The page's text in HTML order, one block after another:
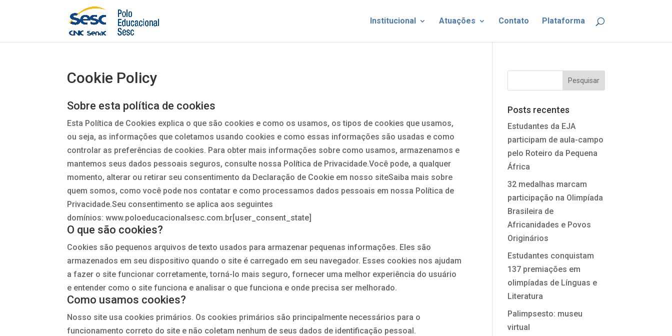
Institucional Atuações Contato Plataforma
Cookie Policy
Sobre esta política de cookies
Esta Política de Cookies explica o que são cookies e como os usamos, os tipos de cookies que usamos,
ou seja, as informações que coletamos usando cookies e como essas informações são usadas e como
controlar as preferências de cookies. Para obter mais informações sobre como usamos, armazenamos e
mantemos seus dados pessoais seguros, consulte nossa Política de Privacidade.Você pode, a qualquer
momento, alterar ou retirar seu consentimento da Declaração de Cookie em nosso siteSaiba mais sobre
quem somos, como você pode nos contatar e como processamos dados pessoais em nossa Política de
Privacidade.Seu consentimento se aplica aos seguintes
domínios: www.poloeducacionalsesc.com.br[user_consent_state]
O que são cookies?
Cookies são pequenos arquivos de texto usados para armazenar pequenas informações. Eles são
armazenados em seu dispositivo quando o site é carregado em seu navegador. Esses cookies nos ajudam
a fazer o site funcionar corretamente, torná-lo mais seguro, fornecer uma melhor experiência do usuário
e entender como o site funciona e analisar o que funciona e onde precisa ser melhorado.
Como usamos cookies?
Nosso site usa cookies primários. Os cookies primários são principalmente necessários para o
funcionamento correto do site e não coletam nenhum de seus dados de identificação pessoal.
Posts recentes
Estudantes da EJA
participam de aula-campo
pelo Roteiro da Pequena
África
32 medalhas marcam
participação na Olimpíada
Brasileira de
Africanidades e Povos
Originários
Estudantes conquistam
137 premiações em
olimpíadas de Línguas e
Literatura
Palimpsesto: museu
virtual